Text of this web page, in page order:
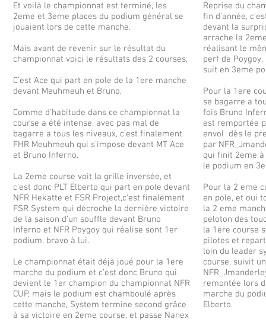
Et voilà le championnat est terminé, les
2eme et 3eme places du podium général se
jouaient lors de cette manche.
Mais avant de revenir sur le résultat du
championnat voici le résultats des 2 courses,
C’est Ace qui part en pole de la 1ere manche
devant Meuhmeuh et Bruno,
Comme d'habitude dans ce championnat la
course a été intense, avec pas mal de
bagarre a tous les niveaux, c'est finalement
FHR Meuhmeuh qui s'impose devant MT Ace
et Bruno Inferno.
La 2eme course voit la grille inversée, et
c'est donc PLT Elberto qui part en pole devant
NFR Hekatte et FSR Project,c'est finalement
FSR System qui décroche la dernière victoire
de la saison d’un souffle devant Bruno
Inferno et NFR Poygoy qui réalise sont 1er
podium, bravo à lui.
Le championnat était déjà joué pour la 1ere
marche du podium et c’est donc Bruno qui
devient le 1er champion du championnat NFR
CUP, mais le podium est chamboulé après
cette manche, System termine second grâce
à sa victoire en 2eme course, et passe Nanex
Reprise du
fin d'année,
devant la
arrache la
réalisant le
perf de Poygoy,
suit en 3eme
Pour la 1ere
se bagarre a
fois Bruno
est remportée
envol dès le
par
qui finit 2eme à
le podium en
Pour la 2 eme
en pole, et oui
la 2 eme
peloton des
la 1ere course
pilotes et repart
loin du leader
course, suivit
remontée lors
marche du
Elberto.